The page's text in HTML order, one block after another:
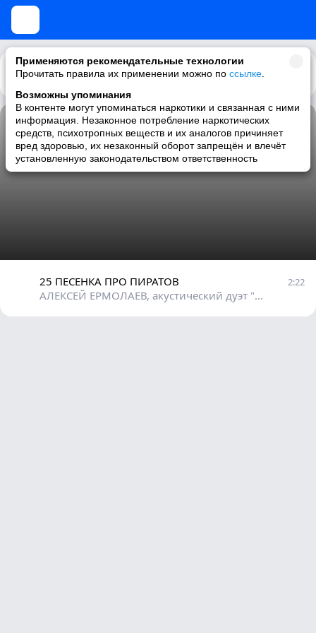
Применяются рекомендательные технологии
Прочитать правила их применении можно по ссылке
Возможны упоминания
В контенте могут упоминаться наркотики и связанная с ними
информация. Незаконное потребление наркотических
средств, психотропных веществ и их аналогов причиняет
вред здоровью, их незаконный оборот запрещён и влечёт
установленную законодательством ответственность
Каталог Рекомендации
25 ПЕСЕНКА ПРО ПИРАТОВ
АЛЕКСЕЙ ЕРМОЛАЕВ, акустический дуэт "ПОЭТИКА"
25 ПЕСЕНКА ПРО ПИРАТОВ
АЛЕКСЕЙ ЕРМОЛАЕВ, акустический дуэт "ПОЭТИКА"
2:22